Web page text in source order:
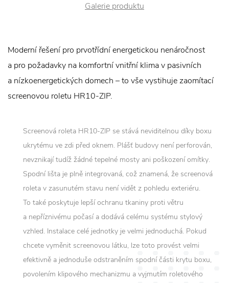
Galerie produktu
Moderní řešení pro prvotřídní energetickou nenáročnost
a pro požadavky na komfortní vnitřní klima v pasivních
a nízkoenergetických domech – to vše vystihuje zaomítací
screenovou roletu HR10-ZIP.
Screenová roleta HR10-ZIP se stává neviditelnou díky boxu
ukrytému ve zdi před oknem. Plášť budovy není perforován,
nevznikají tudíž žádné tepelné mosty ani poškození omítky.
Spodní lišta je plně integrovaná, což znamená, že screenová
roleta v zasunutém stavu není vidět z pohledu exteriéru.
To také poskytuje lepší ochranu tkaniny proti větru
a nepříznivému počasí a dodává celému systému stylový
vzhled. Instalace celé jednotky je velmi jednoduchá. Pokud
chcete vyměnit screenovou látku, lze toto provést velmi
efektivně a jednoduše odstraněním spodní části krytu boxu,
povolením klipového mechanizmu a vyjmutím roletového